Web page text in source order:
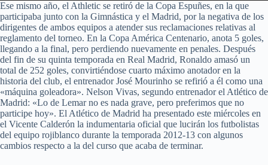
Ese mismo año, el Athletic se retiró de la Copa Espuñes, en la que
participaba junto con la Gimnástica y el Madrid, por la negativa de los
dirigentes de ambos equipos a atender sus reclamaciones relativas al
reglamento del torneo. En la Copa América Centenario, anota 5 goles,
llegando a la final, pero perdiendo nuevamente en penales. Después
del fin de su quinta temporada en Real Madrid, Ronaldo amasó un
total de 252 goles, convirtiéndose cuarto máximo anotador en la
historia del club, el entrenador José Mourinho se refirió a él como una
«máquina goleadora». Nelson Vivas, segundo entrenador el Atlético de
Madrid: «Lo de Lemar no es nada grave, pero preferimos que no
participe hoy». El Atlético de Madrid ha presentado este miércoles en
el Vicente Calderón la indumentaria oficial que lucirán los futbolistas
del equipo rojiblanco durante la temporada 2012-13 con algunos
cambios respecto a la del curso que acaba de terminar.